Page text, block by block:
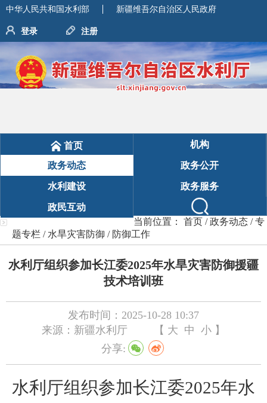
中华人民共和国水利部 新疆维吾尔自治区人民政府
登录 注册
首页 机构
政务动态 政务公开
水利建设 政务服务
政民互动
当前位置： 首页 /政务动态 /专
题专栏 /水旱灾害防御 / 防御工作
水利厅组织参加长江委2025年水旱灾害防御援疆
技术培训班
发布时间：2025-10-28 10:37
来源：新疆水利厅
【 大 中 小 】
分享:
水利厅组织参加长江委2025年水